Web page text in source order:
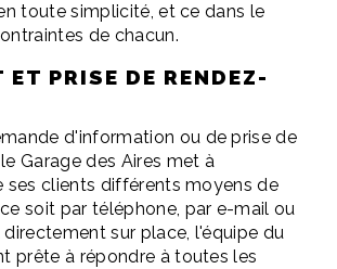
toute simplicité, et ce dans le
de chacun.
ET PRISE DE RENDEZ-
d'information ou de prise de
Garage des Aires met à
ses clients différents moyens de
soit par téléphone, par e-mail ou
directement sur place, l'équipe du
prête à répondre à toutes les